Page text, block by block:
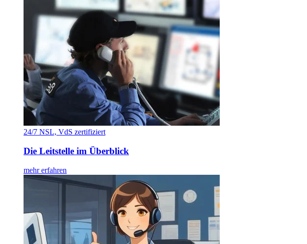
24/7 NSL, VdS zertifiziert
Die Leitstelle im Überblick
mehr erfahren